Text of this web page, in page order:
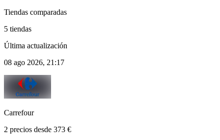
Tiendas comparadas
5 tiendas
Última actualización
08 ago 2026, 21:17
Carrefour
2 precios desde 373 €